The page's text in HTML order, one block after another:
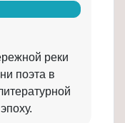
реки
поэта в